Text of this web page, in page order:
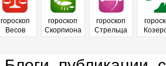
гороскоп
Весов
гороскоп
Скорпиона
гороскоп
Стрельца